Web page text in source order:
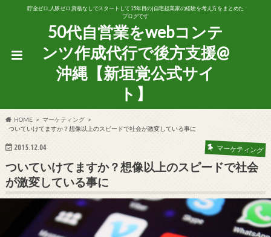
貯金ゼロ,人脈ゼロ,資格なしでスタートして15年目のj自宅起業家の経験を考え方をまとめた
ブログです
50代自営業をwebコンテ
ンツ作成代行で後方支援@
沖縄【新垣覚公式サイ
ト】
HOME
マーケティング
ついていけてますか？想像以上のスピードで社会が激変している事に
2015.12.04 マーケティング
ついていけてますか？想像以上のスピードで社会
が激変している事に